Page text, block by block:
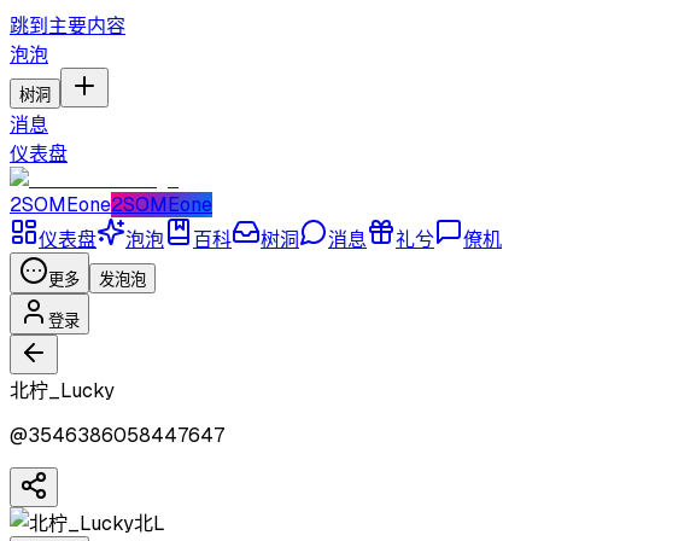
跳到主要内容
泡泡
树洞
消息
仪表盘
2SOMEone2SOMEone
仪表盘
泡泡 百科 树洞 消息 礼兮 僚机
更多 发泡泡
登录
北柠_Lucky
@3546386058447647
北L